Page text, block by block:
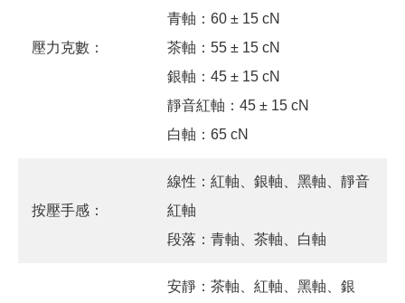
壓力克數：
青軸：60 ± 15 cN
茶軸：55 ± 15 cN
銀軸：45 ± 15 cN
靜音紅軸：45 ± 15 cN
白軸：65 cN
按壓手感：
線性：紅軸、銀軸、黑軸、靜音
紅軸
段落：青軸、茶軸、白軸
安靜：茶軸、紅軸、黑軸、銀